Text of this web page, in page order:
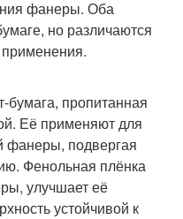
фанеры. Оба
но различаются
пропитанная
Её применяют для
фанеры, подвергая
Фенольная плёнка
улучшает её
устойчивой к